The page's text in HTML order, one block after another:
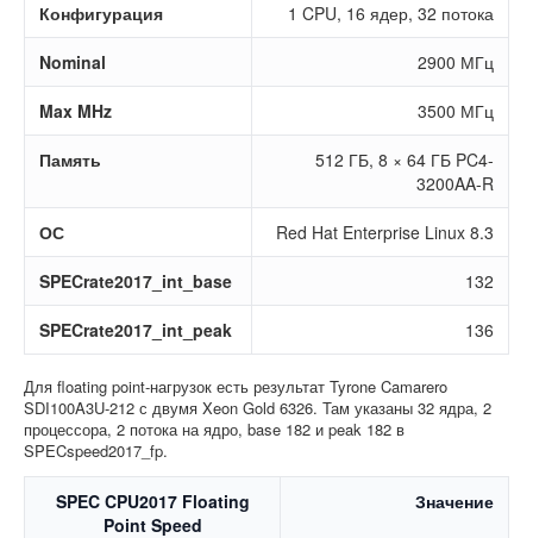
Конфигурация 1 CPU, 16 ядер, 32 потока
Nominal 2900 МГц
Max MHz 3500 МГц
Память
512 ГБ, 8 × 64 ГБ PC4-
3200AA-R
ОС Red Hat Enterprise Linux 8.3
SPECrate2017_int_base 132
SPECrate2017_int_peak 136
Для floating point-нагрузок есть результат Tyrone Camarero
SDI100A3U-212 с двумя Xeon Gold 6326. Там указаны 32 ядра, 2
процессора, 2 потока на ядро, base 182 и peak 182 в
SPECspeed2017_fp.
SPEC CPU2017 Floating
Point Speed
Значение